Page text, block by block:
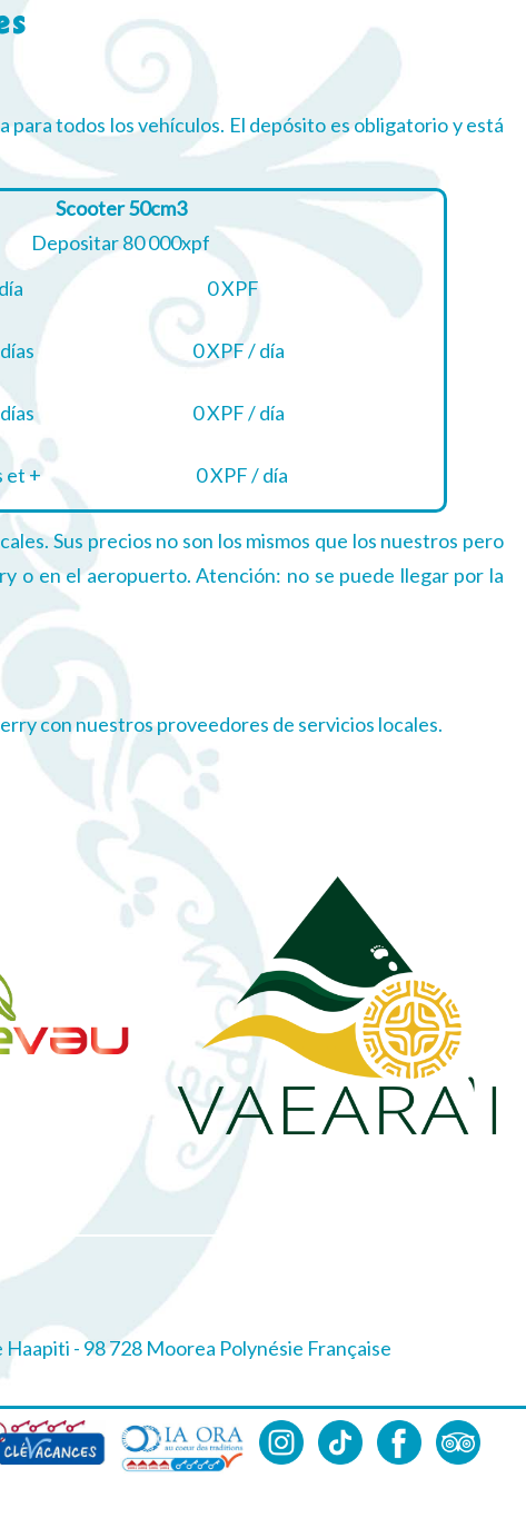
todos los vehículos. El depósito es obligatorio y está
Scooter 50cm3
Depositar 80 000xpf
0 XPF
0 XPF / día
0 XPF / día
et + 0 XPF / día
Sus precios no son los mismos que los nuestros pero
o en el aeropuerto. Atención: no se puede llegar por la
con nuestros proveedores de servicios locales.
- 98 728 Moorea Polynésie Française